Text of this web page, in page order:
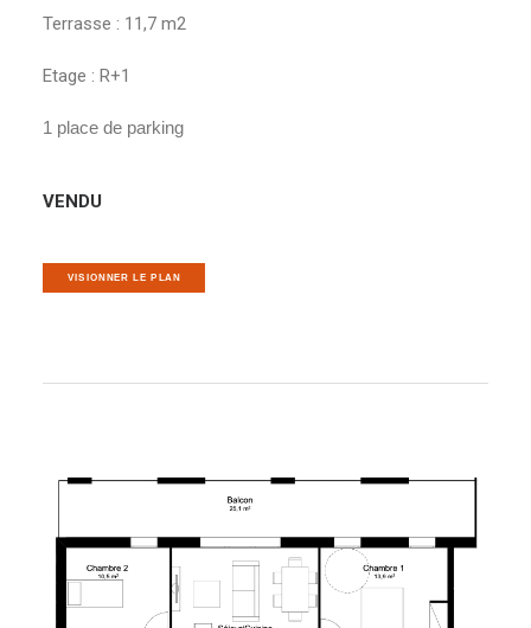
Terrasse : 11,7 m2
Etage : R+1
1 place de parking
VENDU
VISIONNER LE PLAN